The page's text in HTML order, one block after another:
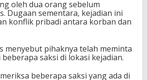
oleh dua orang sebelum
Dugaan sementara, kejadian ini
konflik pribadi antara korban dan
menyebut pihaknya telah meminta
saksi di lokasi kejadian.
beberapa saksi yang ada di